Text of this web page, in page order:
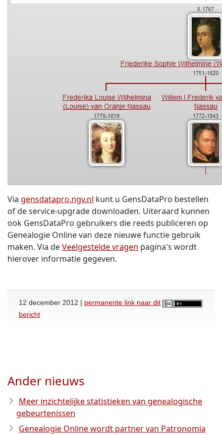
Via gensdatapro.ngv.nl kunt u GensDataPro bestellen
of de service-upgrade downloaden. Uiteraard kunnen
ook GensDataPro gebruikers die reeds publiceren op
Genealogie Online van deze nieuwe functie gebruik
maken. Via deVeelgestelde vragen pagina's wordt
hierover informatie gegeven.
12 december 2012 | permanente link naar dit
bericht
Ander nieuws
Meer inzichtelijke statistieken van genealogische
gebeurtenissen
Genealogie Online wordt partner van Patronomia